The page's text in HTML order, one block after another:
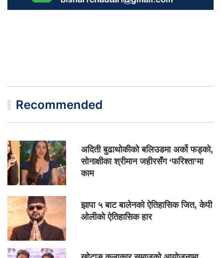
Recommended
अदिती बुढाथोकीको बलिउडमा अर्को फड्को,
सोनाक्षीका श्रीमान जहीरसँग ‘फरिश्ता’मा
काम
झापा ५ बाट बालेनको ऐतिहासिक जित, केपी
ओलीको ऐतिहासिक हार